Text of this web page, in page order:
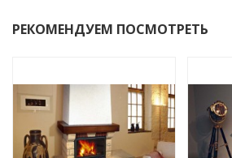
РЕКОМЕНДУЕМ ПОСМОТРЕТЬ